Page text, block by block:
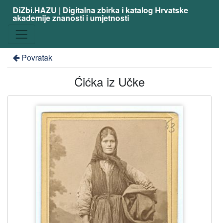
DiZbi.HAZU | Digitalna zbirka i katalog Hrvatske
akademije znanosti i umjetnosti
Povratak
Ćićka iz Učke